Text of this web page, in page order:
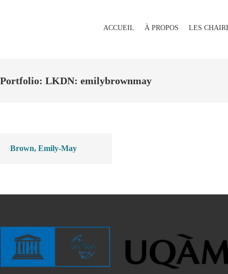
ACCUEIL À PROPOS LES
Portfolio: LKDN: emilybrownmay
Brown, Emily-May